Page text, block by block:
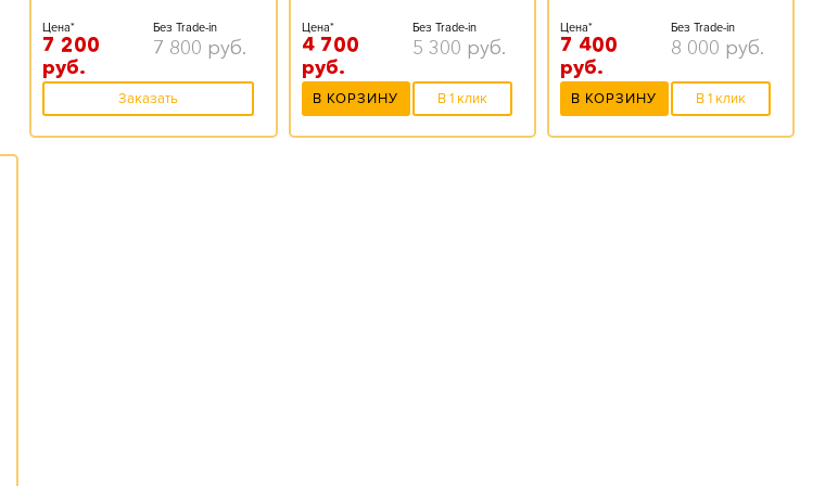
Цена*
7 200
руб.
Без Trade-in
7 800 руб.
Заказать
Цена*
4 700
руб.
Без Trade-in
5 300 руб.
В КОРЗИНУ В 1 клик
Цена*
7 400
руб.
Без Trade-in
8 000 руб.
В КОРЗИНУ В 1 клик